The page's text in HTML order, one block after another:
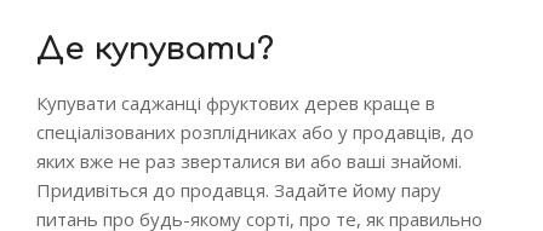
Де купувати?
Купувати саджанці фруктових дерев краще в
спеціалізованих розплідниках або у продавців, до
яких вже не раз зверталися ви або ваші знайомі.
Придивіться до продавця. Задайте йому пару
питань про будь-якому сорті, про те, як правильно